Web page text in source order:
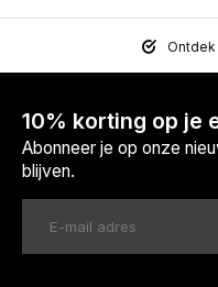
Ontdek
10% korting op je
Abonneer je op onze
blijven.